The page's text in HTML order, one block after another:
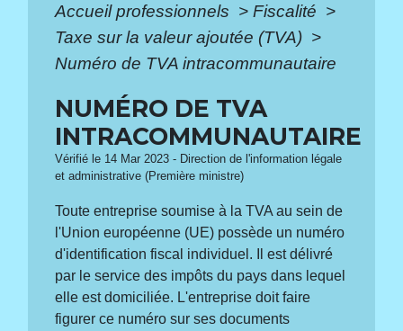
Accueil professionnels > Fiscalité >
Taxe sur la valeur ajoutée (TVA) >
Numéro de TVA intracommunautaire
NUMÉRO DE TVA
INTRACOMMUNAUTAIRE
Vérifié le 14 Mar 2023 - Direction de l'information légale
et administrative (Première ministre)
Toute entreprise soumise à la TVA au sein de
l'Union européenne (UE) possède un numéro
d'identification fiscal individuel. Il est délivré
par le service des impôts du pays dans lequel
elle est domiciliée. L'entreprise doit faire
figurer ce numéro sur ses documents